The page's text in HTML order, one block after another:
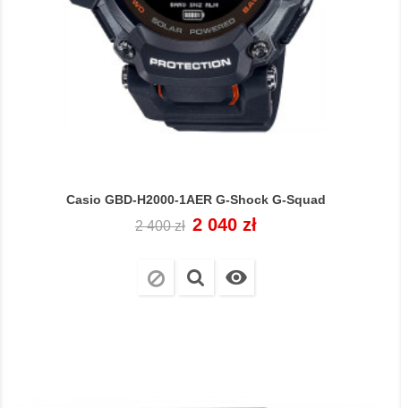
Casio GBD-H2000-1AER G-Shock G-Squad
Cena
2 400 zł Cena
2 040 zł
